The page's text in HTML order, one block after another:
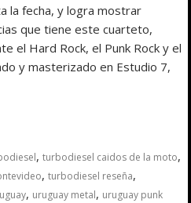
la fecha, y logra mostrar
que tiene este cuarteto,
el Hard Rock, el Punk Rock y el
y masterizado en Estudio 7,
,turbodiesel caidos de la moto,
,turbodiesel reseña,
, uruguay metal, uruguay punk